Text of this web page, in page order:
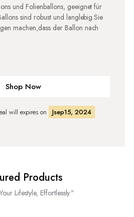
und Folienballons, geeignet für
sind robust und langlebig.Sie
machen,dass der Ballon nach
Shop Now
will expires on
Jsep15, 2024
Products
Lifestyle, Effortlessly."